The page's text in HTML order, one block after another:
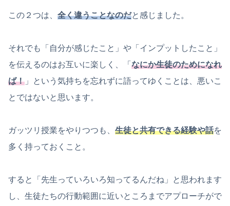
この２つは、 全く違うことなのだと感じました。
それでも「自分が感じたこと」や「インプットしたこと」
を伝えるのはお互いに楽しく、「 なにか生徒のためになれ
ば！ 」という気持ちを忘れずに語ってゆくことは、悪いこ
とではないと思います。
ガッツリ授業をやりつつも、 生徒と共有できる経験や話を
多く持っておくこと。
すると「先生っていろいろ知ってるんだね」と思われます
し、生徒たちの行動範囲に近いところまでアプローチがで